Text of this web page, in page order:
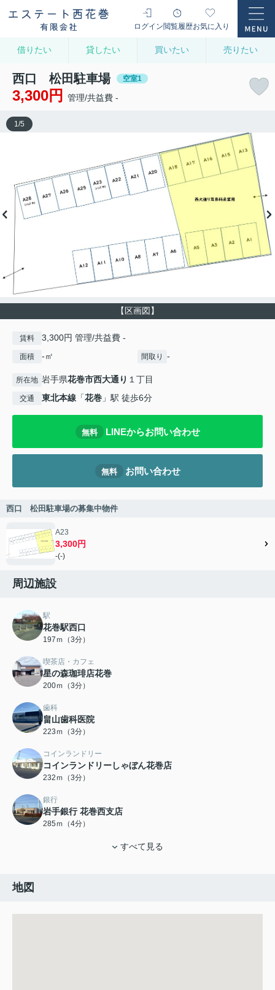
ログイン閲覧履歴お気に入り
借りたい 貸したい 買いたい 売りたい
西口 松田駐車場 空室1
3,300円 管理/共益費 -
【区画図】
1 /5
賃料 3,300円 管理/共益費 -
面積 -㎡ 間取り -
所在地 岩手県花巻市西大通り １丁目
交通 東北本線 「花巻 」駅 徒歩6分
無料 LINEからお問い合わせ
無料 お問い合わせ
西口 松田駐車場の募集中物件
A23
3,300円
-(-)
周辺施設
駅
花巻駅西口
197ｍ（3分）
喫茶店・カフェ
星の森珈琲店花巻
200ｍ（3分）
歯科
畠山歯科医院
223ｍ（3分）
コインランドリー
コインランドリーしゃぼん花巻店
232ｍ（3分）
銀行
岩手銀行 花巻西支店
285ｍ（4分）
すべて見る
地図